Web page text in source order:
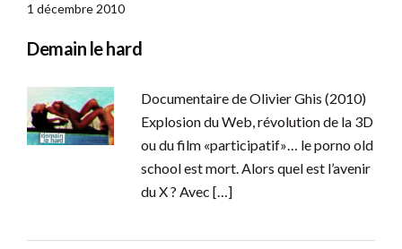
1 décembre 2010
Demain le hard
Documentaire de Olivier Ghis (2010)
Explosion du Web, révolution de la 3D
ou du film «participatif»… le porno old
school est mort. Alors quel est l’avenir
du X ? Avec […]